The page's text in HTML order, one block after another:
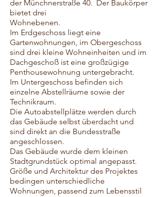
der Münchnerstraße 40. Der Baukörper
bietet drei
Wohnebenen.
Im Erdgeschoss liegt eine
Gartenwohnungen, im Obergeschoss
sind drei kleine Wohneinheiten und im
Dachgeschoß ist eine großzügige
Penthousewohnung untergebracht.
Im Untergeschoss befinden sich
einzelne Abstellräume sowie der
Technikraum.
Die Autoabstellplätze werden durch
das Gebäude selbst überdacht und
sind direkt an die Bundesstraße
angeschlossen.
Das Gebäude wurde dem kleinen
Stadtgrundstück optimal angepasst.
Größe und Architektur des Projektes
bedingen unterschiedliche
Wohnungen, passend zum Lebensstil